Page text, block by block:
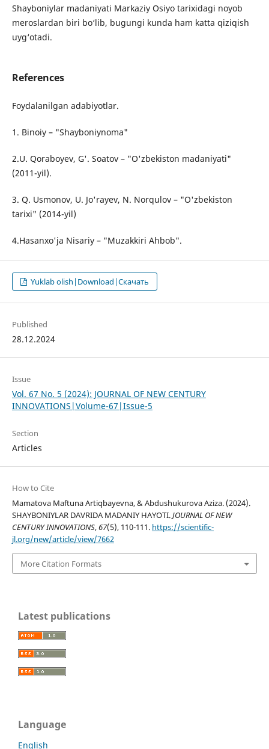
Shayboniylar madaniyati Markaziy Osiyo tarixidagi noyob
meroslardan biri bo‘lib, bugungi kunda ham katta qiziqish
uyg‘otadi.
References
Foydalanilgan adabiyotlar.
1. Binoiy – "Shayboniynoma"
2.U. Qoraboyev, G'. Soatov – "O'zbekiston madaniyati"
(2011-yil).
3. Q. Usmonov, U. Jo'rayev, N. Norqulov – "O'zbekiston
tarixi" (2014-yil)
4.Hasanxo'ja Nisariy – "Muzakkiri Ahbob".
Yuklab olish|Download|Скачать
Published
28.12.2024
Issue
Vol. 67 No. 5 (2024): JOURNAL OF NEW CENTURY
INNOVATIONS|Volume-67|Issue-5
Section
Articles
How to Cite
Mamatova Maftuna Artiqbayevna, & Abdushukurova Aziza. (2024).
SHAYBONIYLAR DAVRIDA MADANIY HAYOTI.JOURNAL OF NEW
CENTURY INNOVATIONS,67(5), 110-111. https://scientific-
jl.org/new/article/view/7662
More Citation Formats
Latest publications
Language
English